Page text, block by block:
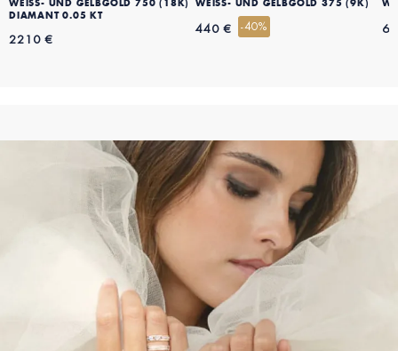
WEISS- UND GELBGOLD 750 (18K)
DIAMANT 0.05 KT
2210 €
WEISS- UND GELBGOLD 375 (9K)
440 € -40%